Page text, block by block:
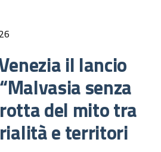
il lancio
senza
del mito tra
e territori